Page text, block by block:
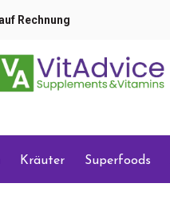
Rechnung
Kräuter Superfoods